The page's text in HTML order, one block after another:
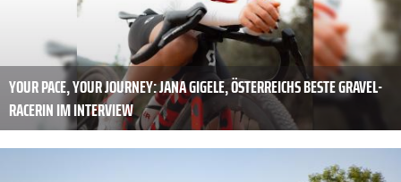
YOUR PACE, YOUR JOURNEY: JANA GIGELE, ÖSTERREICHS BESTE GRAVEL-
RACERIN IM INTERVIEW